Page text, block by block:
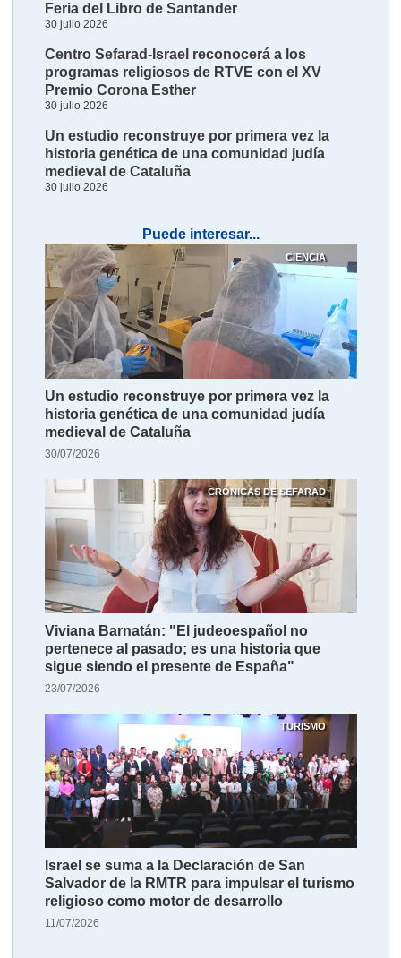
Feria del Libro de Santander
30 julio 2026
Centro Sefarad-Israel reconocerá a los
programas religiosos de RTVE con el XV
Premio Corona Esther
30 julio 2026
Un estudio reconstruye por primera vez la
historia genética de una comunidad judía
medieval de Cataluña
30 julio 2026
Puede interesar...
CIENCIA
Un estudio reconstruye por primera vez la
historia genética de una comunidad judía
medieval de Cataluña
30/07/2026
CRÓNICAS DE SEFARAD
Viviana Barnatán: "El judeoespañol no
pertenece al pasado; es una historia que
sigue siendo el presente de España"
23/07/2026
TURISMO
Israel se suma a la Declaración de San
Salvador de la RMTR para impulsar el turismo
religioso como motor de desarrollo
11/07/2026